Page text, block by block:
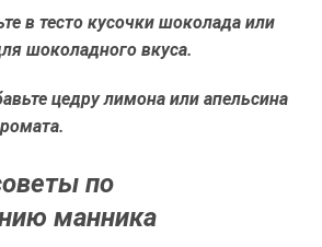
в тесто кусочки шоколада или
шоколадного вкуса.
цедру лимона или апельсина
по
манника